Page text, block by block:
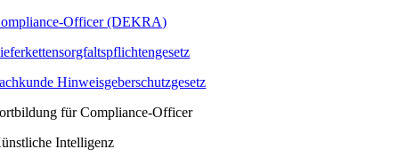
Officer (DEKRA)
Hinweisgeberschutzgesetz
für Compliance-Officer
Intelligenz